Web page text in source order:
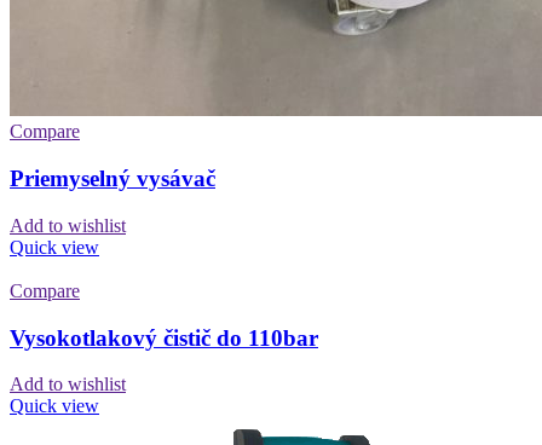
Compare
Priemyselný vysávač
Add to wishlist
Quick view
Compare
Vysokotlakový čistič do 110bar
Add to wishlist
Quick view